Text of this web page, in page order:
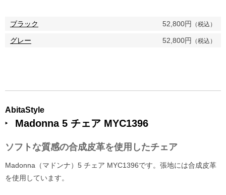
ブラック 52,800円 （税込）
グレー 52,800円 （税込）
AbitaStyle
Madonna 5 チェア MYC1396
ソフトな質感の合成皮革を使用したチェア
Madonna（マドンナ）5 チェア MYC1396です。張地には合成皮革
を使用しています。